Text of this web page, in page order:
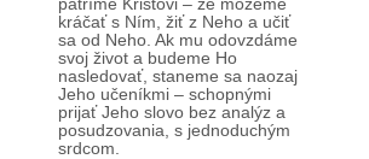
patríme Kristovi – že môžeme
kráčať s Ním, žiť z Neho a učiť
sa od Neho. Ak mu odovzdáme
svoj život a budeme Ho
nasledovať, staneme sa naozaj
Jeho učeníkmi – schopnými
prijať Jeho slovo bez analýz a
posudzovania, s jednoduchým
srdcom.